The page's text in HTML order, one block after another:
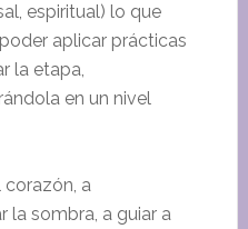
espiritual) lo que
aplicar prácticas
la etapa,
en un nivel
corazón, a
la sombra, a guiar a